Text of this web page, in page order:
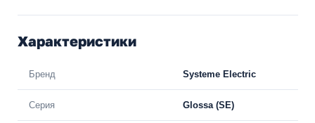
Характеристики
Бренд Systeme Electric
Серия Glossa (SE)